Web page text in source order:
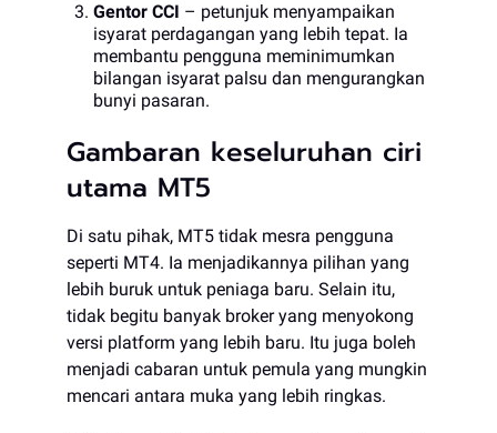
Gentor CCI – petunjuk menyampaikan
isyarat perdagangan yang lebih tepat. Ia
membantu pengguna meminimumkan
bilangan isyarat palsu dan mengurangkan
bunyi pasaran.
Gambaran keseluruhan ciri
utama MT5
Di satu pihak, MT5 tidak mesra pengguna
seperti MT4. Ia menjadikannya pilihan yang
lebih buruk untuk peniaga baru. Selain itu,
tidak begitu banyak broker yang menyokong
versi platform yang lebih baru. Itu juga boleh
menjadi cabaran untuk pemula yang mungkin
mencari antara muka yang lebih ringkas.